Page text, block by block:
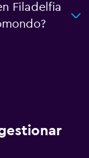
Filadelfia